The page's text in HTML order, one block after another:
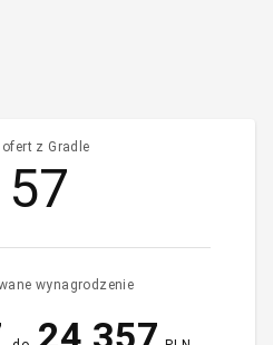
ofert z Gradle
wynagrodzenie